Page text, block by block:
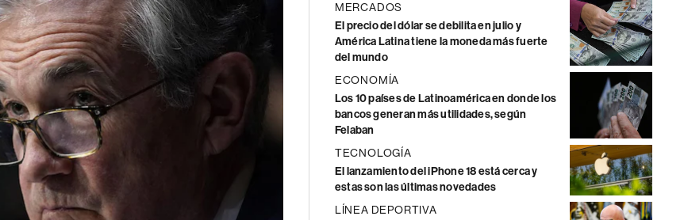
MERCADOS
El precio del dólar se debilita en julio y
América Latina tiene la moneda más fuerte
del mundo
ECONOMÍA
Los 10 países de Latinoamérica en donde los
bancos generan más utilidades, según
Felaban
TECNOLOGÍA
El lanzamiento del iPhone 18 está cerca y
estas son las últimas novedades
LÍNEA DEPORTIVA